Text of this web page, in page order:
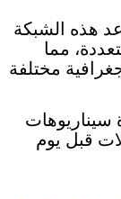
هذه الشبكة
مما
مختلفة
سيناريوهات
قبل يوم